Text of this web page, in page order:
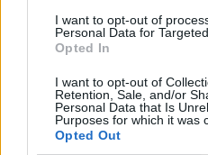
I want to opt-out of
Personal Data for
Opted In
I want to opt-out of
Retention, Sale, and/or
Personal Data that Is
Purposes for which it was
Opted Out
tempo e
ingegno svaniscono,
della natura:
ciascuno, pur
responsabile, fa